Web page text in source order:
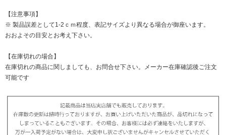
【注意事項】
※ 製品誤差として1-2ｃｍ程度、表記サイズより異なる場合が御座います。
おおよその目安とお考え下さい。
【在庫切れの場合】
在庫切れの商品に関しましても、お問合せ下さい。メーカー在庫確認後ご注文
可能です